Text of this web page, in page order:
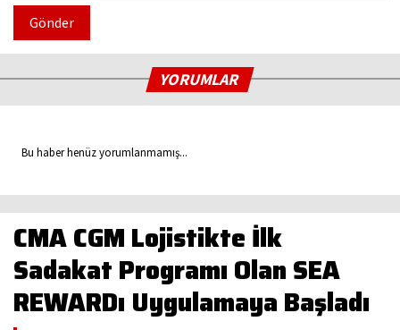
Gönder
YORUMLAR
Bu haber henüz yorumlanmamış...
CMA CGM Lojistikte İlk
Sadakat Programı Olan SEA
REWARDı Uygulamaya Başladı